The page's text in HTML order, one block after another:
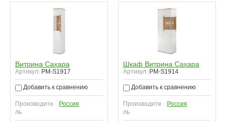
Витрина Сахара
Артикул: PM-S1917
Добавить к сравнению
Производите
ль
Россия
Шкаф Витрина Сахара
Артикул: PM-S1914
Добавить к сравнению
Производите
ль
Россия